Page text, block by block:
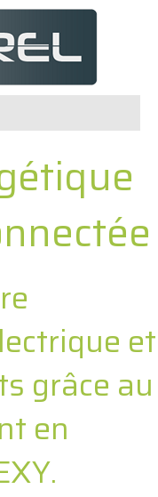
et
grâce au
en